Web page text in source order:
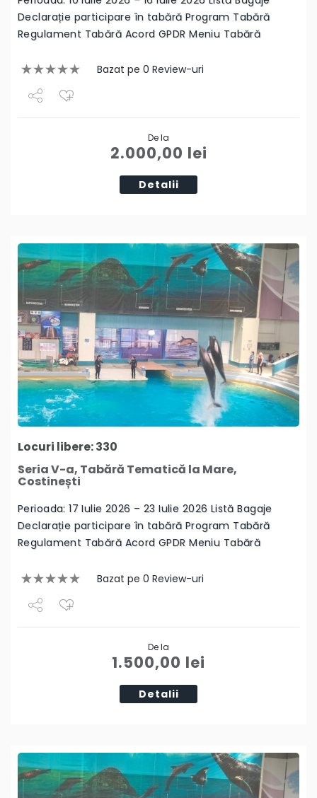
Declarație participare în tabără Program Tabără
Regulament Tabără Acord GPDR Meniu Tabără
Bazat pe 0 Review-uri
De la
2.000,00 lei
Detalii
Locuri libere: 330
Seria V-a, Tabără Tematică la Mare,
Costinești
Perioada: 17 Iulie 2026 – 23 Iulie 2026 Listă Bagaje
Declarație participare în tabără Program Tabără
Regulament Tabără Acord GPDR Meniu Tabără
Bazat pe 0 Review-uri
De la
1.500,00 lei
Detalii